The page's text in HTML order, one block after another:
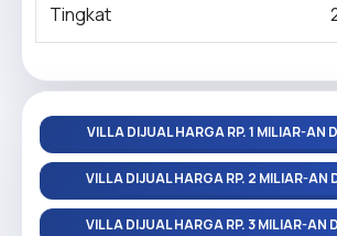
Tingkat
VILLA DIJUAL HARGA RP. 1 MILIAR-AN
VILLA DIJUAL HARGA RP. 2 MILIAR-AN
VILLA DIJUAL HARGA RP. 3 MILIAR-AN